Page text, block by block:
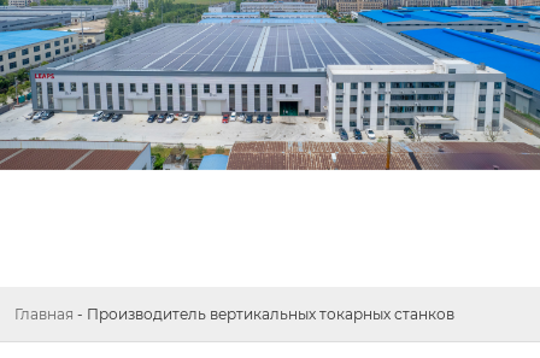
Главная - Производитель вертикальных токарных станков